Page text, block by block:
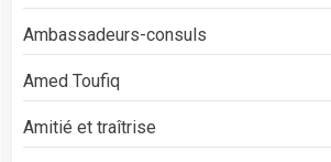
Ambassadeurs-consuls
Amed Toufiq
Amitié et traîtrise